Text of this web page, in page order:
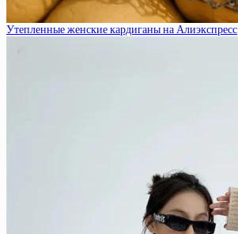
Утепленные женские кардиганы на Алиэкспресс